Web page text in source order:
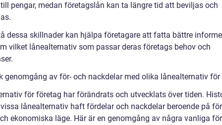
pengar, medan företagslån kan ta längre tid att beviljas och
dessa skillnader kan hjälpa företagare att fatta bättre
vilket lånealternativ som passar deras företags behov och
genomgång av för- och nackdelar med olika lånealternativ
för företag har förändrats och utvecklats över tiden.
lånealternativ haft fördelar och nackdelar beroende på
ekonomiska läge. Här är en genomgång av några vanliga